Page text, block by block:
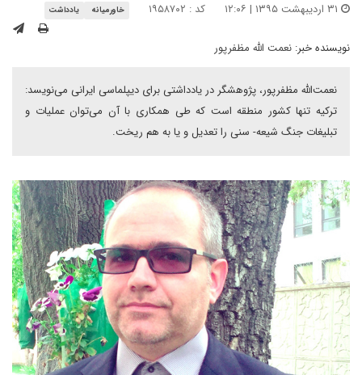
کد : ۱۹۵۸۷۰۲ خاورمیانه یادداشت
نویسنده خبر: نعمت الله مظفرپور
نعمت‌الله مظفرپور، پژوهشگر در یادداشتی برای دیپلماسی ایرانی می‌نویسد:
ترکیه تنها کشور منطقه است که طی همکاری با آن می‌توان عملیات و
تبلیغات جنگ شیعه- سنی را تعدیل و یا به هم ریخت.